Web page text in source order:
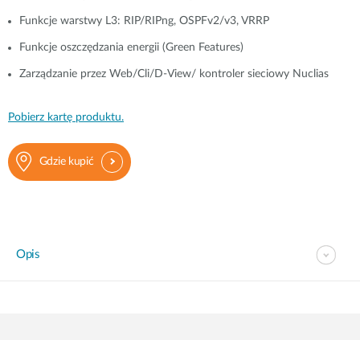
Funkcje warstwy L3: RIP/RIPng, OSPFv2/v3, VRRP
Funkcje oszczędzania energii (Green Features)
Zarządzanie przez Web/Cli/D-View/ kontroler sieciowy Nuclias
Pobierz kartę produktu.
Gdzie kupić
Opis